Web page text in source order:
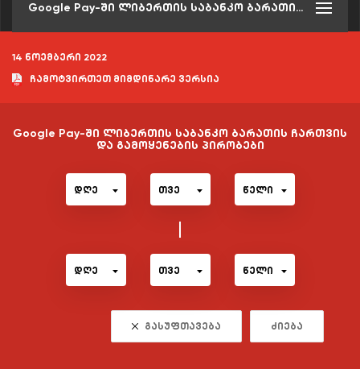
Google Pay-ში ლიბერთის საბანკო ბარათის ჩართვის და გამოყენების პირობები
14 ნოემბერი 2022
ჩამოტვირთეთ მიმდინარე ვერსია
Google Pay-ში ლიბერთის საბანკო ბარათის ჩართვის
და გამოყენების პირობები
დღე თვე წელი
დღე თვე წელი
გასუფთავება ძიება